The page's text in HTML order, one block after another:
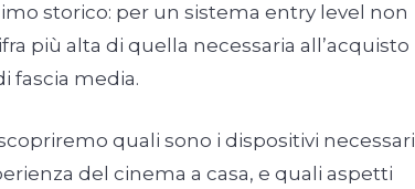
storico: per un sistema entry level non
più alta di quella necessaria all’acquisto
fascia media.
quali sono i dispositivi necessari
del cinema a casa, e quali aspetti